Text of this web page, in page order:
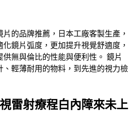
片的品牌推薦，日本工廠客製生產，
鏡片弧度，更加提升視覺舒適度，
供無與倫比的性能與便利性。 鏡片
、輕薄耐用的物料，到先進的視力檢
雷射療程白內障來未上